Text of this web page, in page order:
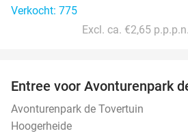
Verkocht: 775
Excl. ca. €2,65
Entree voor Avonturenpark
Avonturenpark de Tovertuin
Hoogerheide